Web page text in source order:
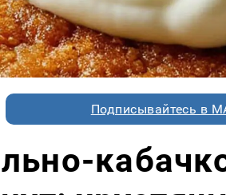
Подписывайтесь в